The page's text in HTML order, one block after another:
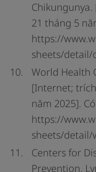
21 tháng 5
https://
sheets/detail/
World Health
[Internet;
năm 2025].
https://
sheets/detail/
Centers for
Prevention.